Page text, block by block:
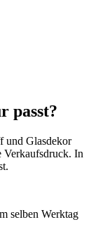
passt?
und Glasdekor
Verkaufsdruck. In
selben Werktag